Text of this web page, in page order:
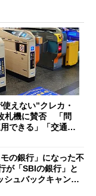
えない”クレカ・
札機に賛否 「問
できる」「交通系I
の銀行」になった不
「SBIの銀行」と
シュバックキャンペ